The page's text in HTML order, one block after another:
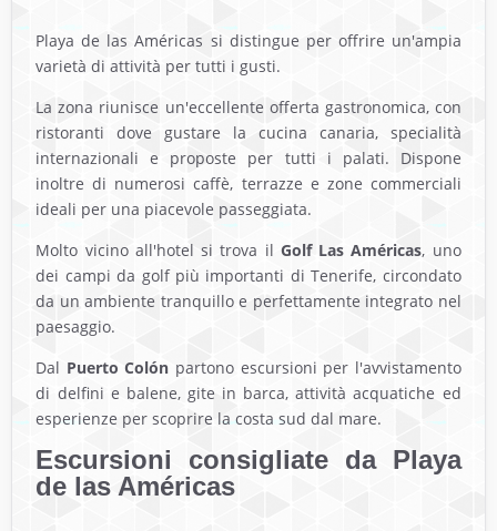
Playa de las Américas si distingue per offrire un'ampia
varietà di attività per tutti i gusti.
La zona riunisce un'eccellente offerta gastronomica, con
ristoranti dove gustare la cucina canaria, specialità
internazionali e proposte per tutti i palati. Dispone
inoltre di numerosi caffè, terrazze e zone commerciali
ideali per una piacevole passeggiata.
Molto vicino all'hotel si trova il Golf Las Américas, uno
dei campi da golf più importanti di Tenerife, circondato
da un ambiente tranquillo e perfettamente integrato nel
paesaggio.
Dal Puerto Colón partono escursioni per l'avvistamento
di delfini e balene, gite in barca, attività acquatiche ed
esperienze per scoprire la costa sud dal mare.
Escursioni consigliate da Playa
de las Américas